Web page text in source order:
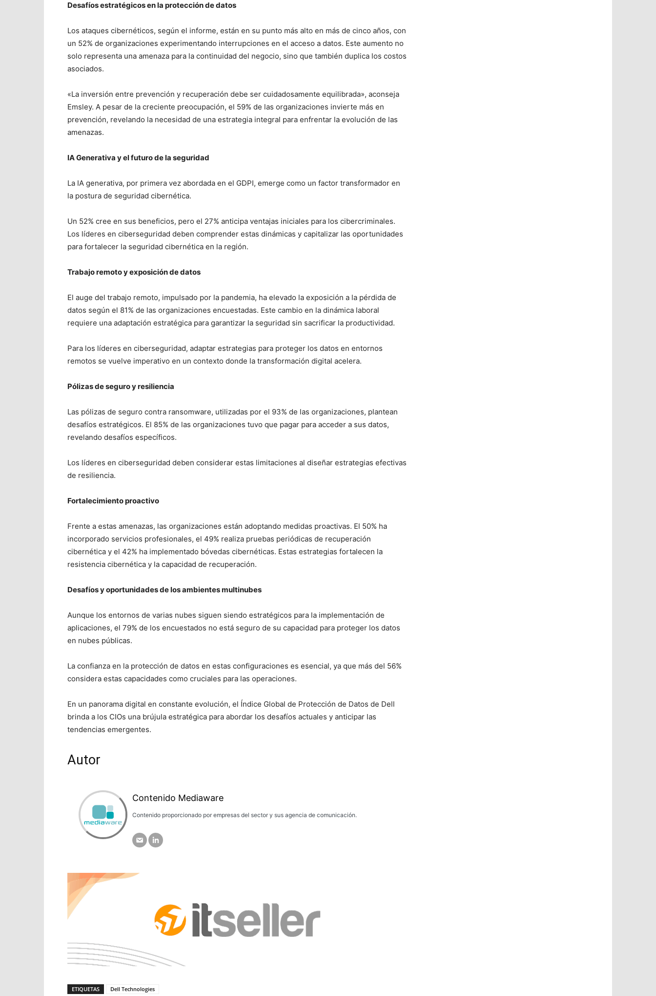
Desafíos estratégicos en la protección de datos
Los ataques cibernéticos, según el informe, están en su punto más alto en más de cinco años, con
un 52% de organizaciones experimentando interrupciones en el acceso a datos. Este aumento no
solo representa una amenaza para la continuidad del negocio, sino que también duplica los costos
asociados.
«La inversión entre prevención y recuperación debe ser cuidadosamente equilibrada», aconseja
Emsley. A pesar de la creciente preocupación, el 59% de las organizaciones invierte más en
prevención, revelando la necesidad de una estrategia integral para enfrentar la evolución de las
amenazas.
IA Generativa y el futuro de la seguridad
La IA generativa, por primera vez abordada en el GDPI, emerge como un factor transformador en
la postura de seguridad cibernética.
Un 52% cree en sus beneficios, pero el 27% anticipa ventajas iniciales para los cibercriminales.
Los líderes en ciberseguridad deben comprender estas dinámicas y capitalizar las oportunidades
para fortalecer la seguridad cibernética en la región.
Trabajo remoto y exposición de datos
El auge del trabajo remoto, impulsado por la pandemia, ha elevado la exposición a la pérdida de
datos según el 81% de las organizaciones encuestadas. Este cambio en la dinámica laboral
requiere una adaptación estratégica para garantizar la seguridad sin sacrificar la productividad.
Para los líderes en ciberseguridad, adaptar estrategias para proteger los datos en entornos
remotos se vuelve imperativo en un contexto donde la transformación digital acelera.
Pólizas de seguro y resiliencia
Las pólizas de seguro contra ransomware, utilizadas por el 93% de las organizaciones, plantean
desafíos estratégicos. El 85% de las organizaciones tuvo que pagar para acceder a sus datos,
revelando desafíos específicos.
Los líderes en ciberseguridad deben considerar estas limitaciones al diseñar estrategias efectivas
de resiliencia.
Fortalecimiento proactivo
Frente a estas amenazas, las organizaciones están adoptando medidas proactivas. El 50% ha
incorporado servicios profesionales, el 49% realiza pruebas periódicas de recuperación
cibernética y el 42% ha implementado bóvedas cibernéticas. Estas estrategias fortalecen la
resistencia cibernética y la capacidad de recuperación.
Desafíos y oportunidades de los ambientes multinubes
Aunque los entornos de varias nubes siguen siendo estratégicos para la implementación de
aplicaciones, el 79% de los encuestados no está seguro de su capacidad para proteger los datos
en nubes públicas.
La confianza en la protección de datos en estas configuraciones es esencial, ya que más del 56%
considera estas capacidades como cruciales para las operaciones.
En un panorama digital en constante evolución, el Índice Global de Protección de Datos de Dell
brinda a los CIOs una brújula estratégica para abordar los desafíos actuales y anticipar las
tendencias emergentes.
Autor
Contenido Mediaware
Contenido proporcionado por empresas del sector y sus agencia de comunicación.
ETIQUETAS Dell Technologies